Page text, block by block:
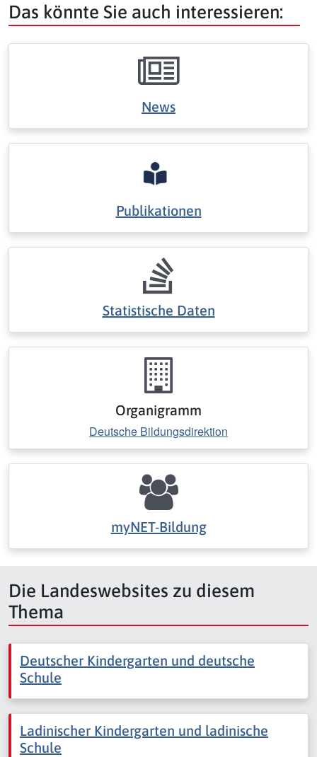
Das könnte Sie auch interessieren:
News
Publikationen
Statistische Daten
Organigramm
Deutsche Bildungsdirektion
myNET-Bildung
Die Landeswebsites zu diesem
Thema
Deutscher Kindergarten und deutsche
Schule
Ladinischer Kindergarten und ladinische
Schule